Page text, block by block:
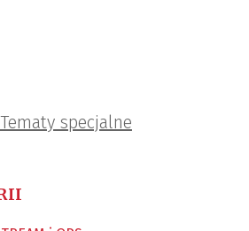
Tematy specjalne